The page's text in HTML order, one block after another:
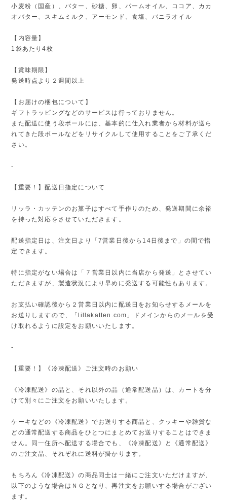
小麦粉（国産）、バター、砂糖、卵、パームオイル、ココア、カカ
オバター、スキムミルク、アーモンド、食塩、バニラオイル
【内容量】
1袋あたり4枚
【賞味期限】
発送時点より２週間以上
【お届けの梱包について】
ギフトラッピングなどのサービスは行っておりません。
また配送に使う段ボールには、基本的に仕入れ業者から材料が送ら
れてきた段ボールなどをリサイクルして使用することをご了承くだ
さい。
-
【重要！】配送日指定について
リッラ・カッテンのお菓子はすべて手作りのため、発送期間に余裕
を持った対応をさせていただきます。
配送指定日は、注文日より「7営業日後から14日後まで」の間で指
定できます。
特に指定がない場合は「７営業日以内に当店から発送」とさせてい
ただきますが、製造状況により早めに発送する可能性もあります。
お支払い確認後から２営業日以内に配送日をお知らせするメールを
お送りしますので、「lillakatten.com」ドメインからのメールを受
け取れるように設定をお願いいたします。
-
【重要！】《冷凍配送》ご注文時のお願い
《冷凍配送》の品と、それ以外の品（通常配送品）は、カートを分
けて別々にご注文をお願いいたします。
ケーキなどの《冷凍配送》でお送りする商品と、クッキーや雑貨な
どの通常配送する商品をひとつにまとめてお送りすることはできま
せん。同一住所へ配送する場合でも、《冷凍配送》と《通常配送》
のご注文品、それぞれに送料が掛かります。
もちろん《冷凍配送》の商品同士は一緒にご注文いただけますが、
以下のような場合はＮＧとなり、再注文をお願いする場合がござい
ます。